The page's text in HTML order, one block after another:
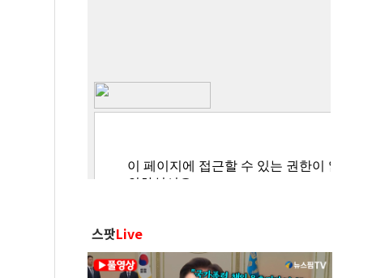
스팟Live